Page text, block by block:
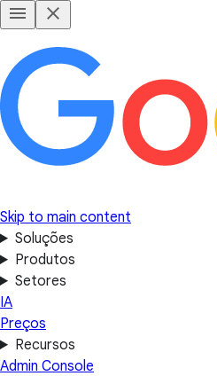
Skip to main content
Soluções
Produtos
Setores
IA
Preços
Recursos
Admin Console